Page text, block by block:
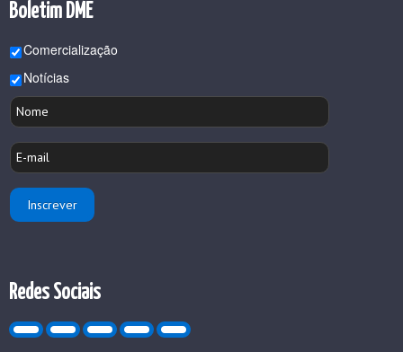
Boletim DME
Comercialização
Notícias
Redes Sociais